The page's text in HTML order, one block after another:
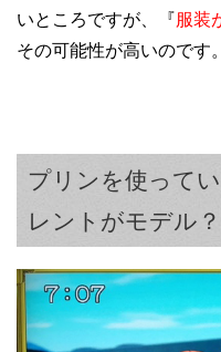
いところですが、『服装
その可能性が高いのです。
プリンを使って
レントがモデル？